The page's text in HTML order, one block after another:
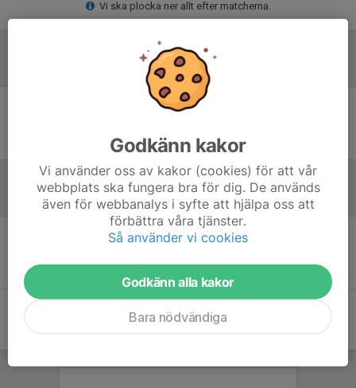
Vi ska plocka ner allt efter matcherna.
Referat
Godkänn kakor
Vi använder oss av kakor (cookies) för att vår
webbplats ska fungera bra för dig. De används
även för webbanalys i syfte att hjälpa oss att
förbättra våra tjänster.
Så använder vi cookies
Godkänn alla kakor
Bara nödvändiga